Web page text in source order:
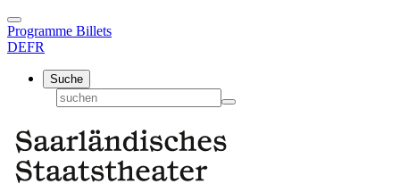
Programme Billets
DEFR
Suche